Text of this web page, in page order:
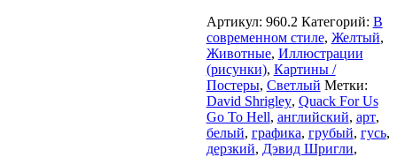
Артикул: 960.2 Категорий: В
современном стиле, Желтый,
Животные, Иллюстрации
(рисунки), Картины /
Постеры, Светлый Метки:
David Shrigley, Quack For Us
Go To Hell, английский, арт,
белый, графика, грубый, гусь,
дерзкий, Дэвид Шригли,